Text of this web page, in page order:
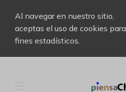
Al navegar en nuestro sitio,
aceptas el uso de cookies para
fines estadísticos.